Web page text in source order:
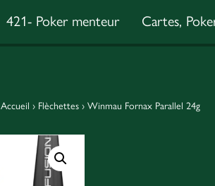
421- Poker menteur Cartes,
Accueil › Flèchettes› Winmau Fornax Parallel 24g